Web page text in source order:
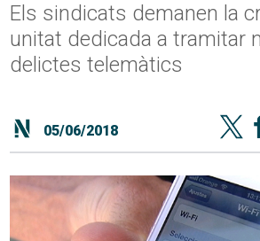
Els sindicats demanen la
unitat dedicada a tramitar
delictes telemàtics
05/06/2018